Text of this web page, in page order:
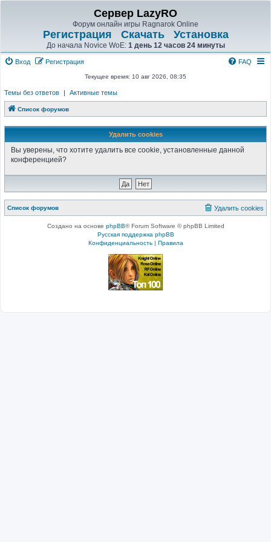
Сервер LazyRO
Форум онлайн игры Ragnarok Online
Регистрация Скачать Установка
До начала Novice WoE: 1 день 12 часов 24 минуты
Вход Регистрация FAQ
Текущее время: 10 авг 2026, 08:35
Темы без ответов | Активные темы
Список форумов
Удалить cookies
Вы уверены, что хотите удалить все cookie, установленные данной
конференцией?
Список форумов Удалить cookies
Создано на основе phpBB® Forum Software © phpBB Limited
Русская поддержка phpBB
Конфиденциальность| Правила